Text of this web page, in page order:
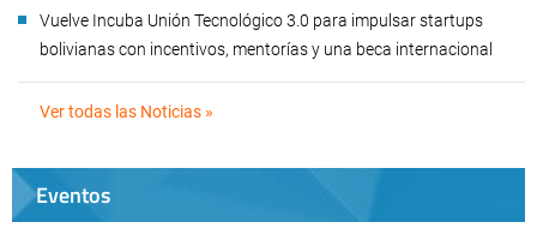
Vuelve Incuba Unión Tecnológico 3.0 para impulsar startups
bolivianas con incentivos, mentorías y una beca internacional
Ver todas las Noticias »
Eventos